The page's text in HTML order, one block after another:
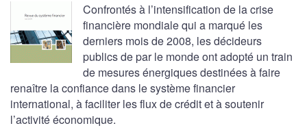
Confrontés à l’intensification de la crise
financière mondiale qui a marqué les
derniers mois de 2008, les décideurs
publics de par le monde ont adopté un train
de mesures énergiques destinées à faire
renaître la confiance dans le système financier
international, à faciliter les flux de crédit et à soutenir
l’activité économique.